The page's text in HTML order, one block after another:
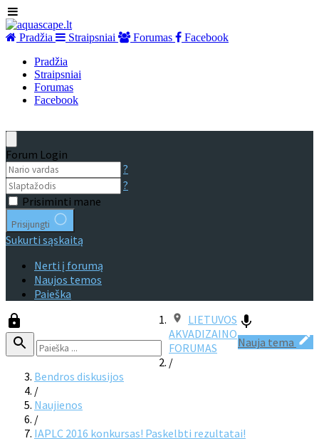
Pradžia Straipsniai Forumas
Facebook
Pradžia
Straipsniai
Forumas
Facebook
Forum Login
?
?
Prisiminti mane
Prisijungti
Sukurti sąskaitą
Nerti į forumą
Naujos temos
Paieška
Nauja tema
LIETUVOS
AKVADIZAINO
FORUMAS
/
Bendros diskusijos
/
Naujienos
/
IAPLC 2016 konkursas! Paskelbti rezultatai!